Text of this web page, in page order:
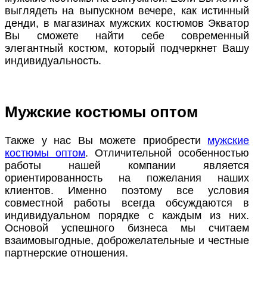
выглядеть на выпускном вечере, как истинный
денди, в магазинах мужских костюмов Экватор
Вы сможете найти себе современный
элегантный костюм, который подчеркнет Вашу
индивидуальность.
Мужские костюмы оптом
Также у нас Вы можете приобрести мужские
костюмы оптом. Отличительной особенностью
работы нашей компании является
ориентированность на пожелания наших
клиентов. Именно поэтому все условия
совместной работы всегда обсуждаются в
индивидуальном порядке с каждым из них.
Основой успешного бизнеса мы считаем
взаимовыгодные, доброжелательные и честные
партнерские отношения.